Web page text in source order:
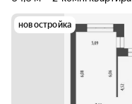
новостройка